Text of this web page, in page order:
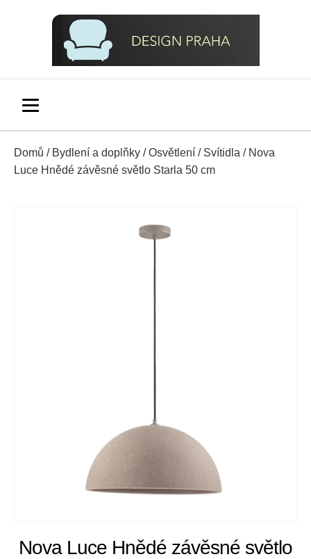
Domů / Bydlení a doplňky /Osvětlení / Svítidla / Nova
Luce Hnědé závěsné světlo Starla 50 cm
Nova Luce Hnědé závěsné světlo